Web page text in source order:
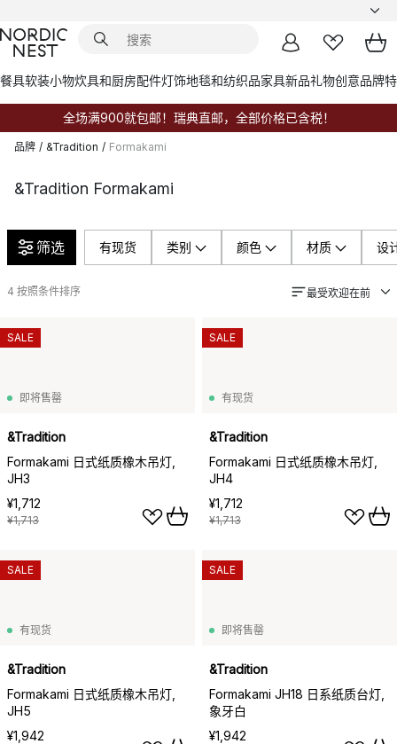
餐具软装小物炊具和厨房配件灯饰地毯和纺织品家具新品礼物创意品牌
全场满900就包邮！瑞典直邮，全部价格已含税！
品牌 / &Tradition / Formakami
&Tradition Formakami
筛选 有现货 类别 颜色 材质 设
4 按照条件排序 最受欢迎在前
即将售罄
&Tradition
Formakami 日式纸质橡木吊灯,
JH3
¥1,712
¥1,713
SALE
有现货
&Tradition
Formakami 日式纸质橡木吊灯,
JH4
¥1,712
¥1,713
SALE
有现货
&Tradition
Formakami 日式纸质橡木吊灯,
JH5
¥1,942
SALE
即将售罄
&Tradition
Formakami JH18 日系纸质台灯,
象牙白
¥1,942
SALE